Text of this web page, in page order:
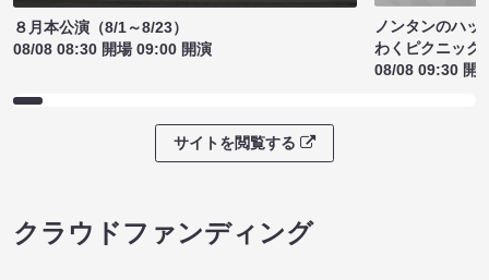
８月本公演（8/1～8/23）
08/08 08:30 開場 09:00 開演
ノンタンのハッ
わくピクニック
08/08 09:30 開
サイトを閲覧する
クラウドファンディング